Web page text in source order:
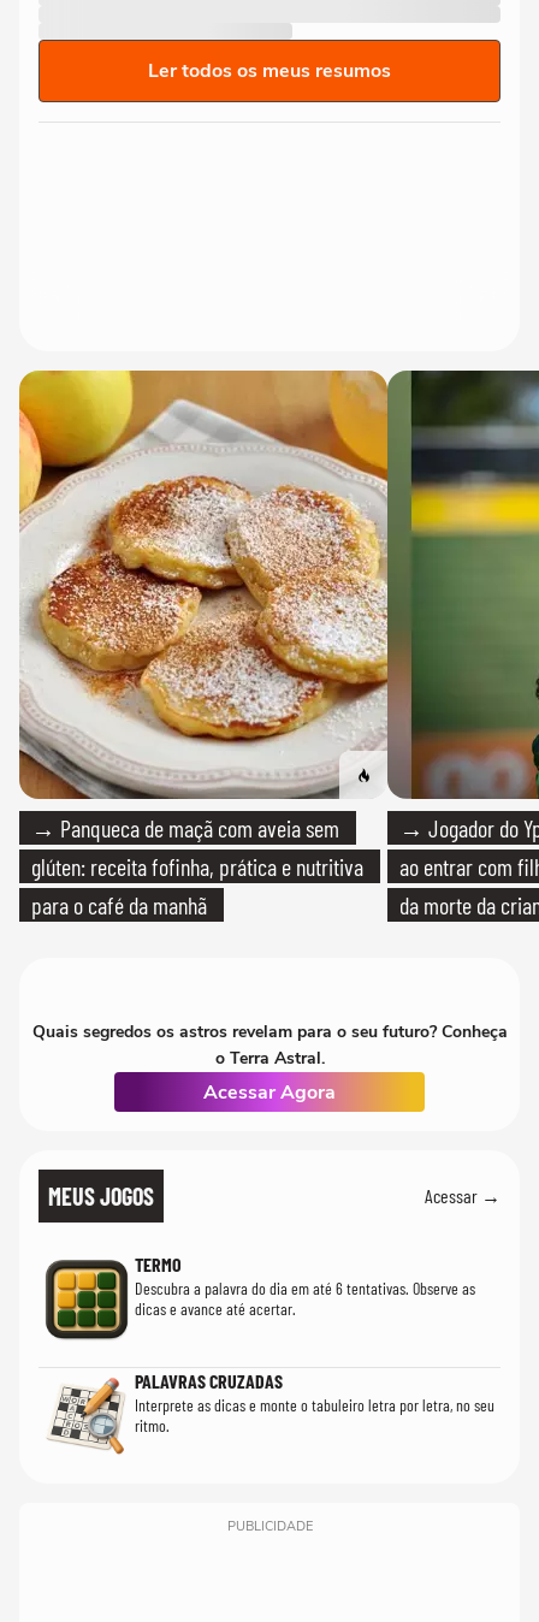
Ler todos os meus resumos
→ Panqueca de maçã com aveia sem
glúten: receita fofinha, prática e nutritiva
para o café da manhã
→ Jogador do
ao entrar com
da morte da
Quais segredos os astros revelam para o seu futuro? Conheça
o Terra Astral.
Acessar Agora
MEUS JOGOS Acessar →
TERMO
Descubra a palavra do dia em até 6 tentativas. Observe as
dicas e avance até acertar.
PALAVRAS CRUZADAS
Interprete as dicas e monte o tabuleiro letra por letra, no seu
ritmo.
PUBLICIDADE